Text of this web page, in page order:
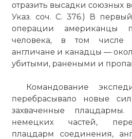
отразить высадки союзных
Указ. соч. С. 376.) В
операции американцы
человека, в том числе
англичане и канадцы —
убитыми, ранеными и
Командование
перебрасывало новые
захваченные
немецких частей,
плацдарм соединения,